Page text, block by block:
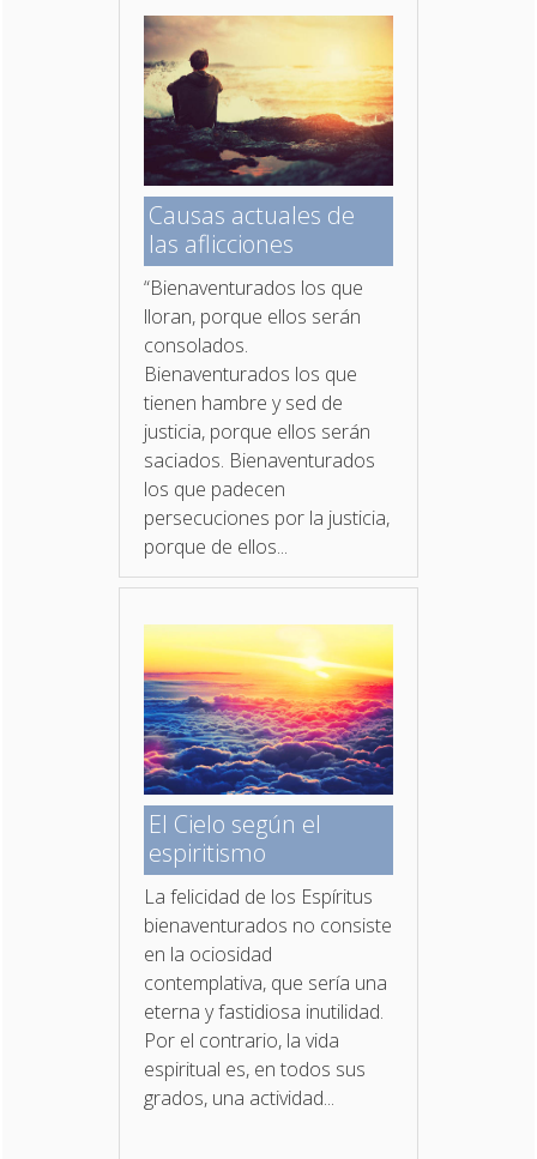
Causas actuales de
las aflicciones
“Bienaventurados los que
lloran, porque ellos serán
consolados.
Bienaventurados los que
tienen hambre y sed de
justicia, porque ellos serán
saciados. Bienaventurados
los que padecen
persecuciones por la justicia,
porque de ellos...
El Cielo según el
espiritismo
La felicidad de los Espíritus
bienaventurados no con­siste
en la ociosidad
contemplativa, que sería una
eterna y fastidiosa inutilidad.
Por el contrario, la vida
espiritual es, en todos sus
grados, una actividad...